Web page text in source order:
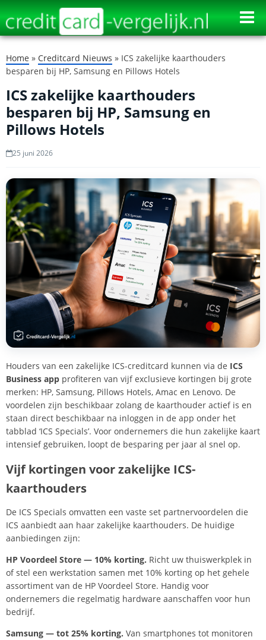
⨉
Home » Creditcard Nieuws » ICS zakelijke kaarthouders
besparen bij HP, Samsung en Pillows Hotels
ICS zakelijke kaarthouders
besparen bij HP, Samsung en
Pillows Hotels
25 juni 2026
Houders van een zakelijke ICS-creditcard kunnen via de ICS
Business app profiteren van vijf exclusieve kortingen bij grote
merken: HP, Samsung, Pillows Hotels, Amac en Lenovo. De
voordelen zijn beschikbaar zolang de kaarthouder actief is en
staan direct beschikbaar na inloggen in de app onder het
tabblad ‘ICS Specials’. Voor ondernemers die hun zakelijke kaart
intensief gebruiken, loopt de besparing per jaar al snel op.
Vijf kortingen voor zakelijke ICS-
kaarthouders
De ICS Specials omvatten een vaste set partnervoordelen die
ICS aanbiedt aan haar zakelijke kaarthouders. De huidige
aanbiedingen zijn:
HP Voordeel Store — 10% korting. Richt uw thuiswerkplek in
of stel een werkstation samen met 10% korting op het gehele
assortiment van de HP Voordeel Store. Handig voor
ondernemers die regelmatig hardware aanschaffen voor hun
bedrijf.
Samsung — tot 25% korting. Van smartphones tot monitoren